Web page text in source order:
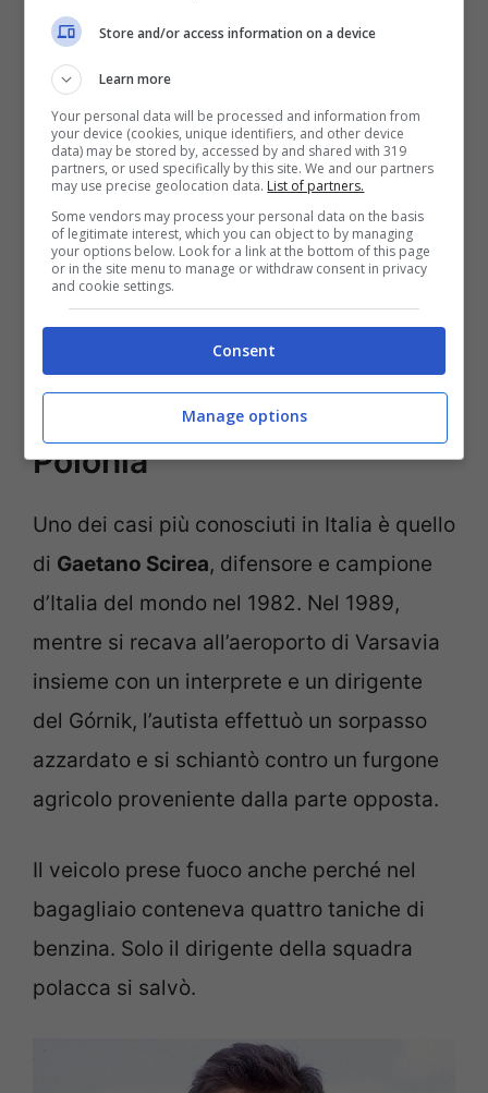
Uscendo dal locale, fu investito da una
124 Sport Coupè
Attilio Romero
diventato presidente della sua squadra del
cuore. Poletti venne colpito di striscio,
mentre Meroni cadde a terra e fu travolto
da una Lancia Appia che lo centrò in pieno
e lo trascinò per 50 metri.
Gaetano Scirea: l’auto
travolta dalle fiamme in
Polonia
Uno dei casi più conosciuti in Italia è quello
di Gaetano Scirea, difensore e campione
d’Italia del mondo nel 1982. Nel 1989,
mentre si recava all’aeroporto di Varsavia
insieme con un interprete e un dirigente
del Górnik, l’autista effettuò un sorpasso
azzardato e si schiantò contro un furgone
agricolo proveniente dalla parte opposta.
Il veicolo prese fuoco anche perché nel
bagagliaio conteneva quattro taniche di
benzina. Solo il dirigente della squadra
polacca si salvò.
Store and/or access information on a device
Learn more
Your personal data will be processed and information from
your device (cookies, unique identifiers, and other device
data) may be stored by, accessed by and shared with 319
partners, or used specifically by this site. We and our partners
may use precise geolocation data. List of partners.
Some vendors may process your personal data on the basis
of legitimate interest, which you can object to by managing
your options below. Look for a link at the bottom of this page
or in the site menu to manage or withdraw consent in privacy
and cookie settings.
Consent
Manage options